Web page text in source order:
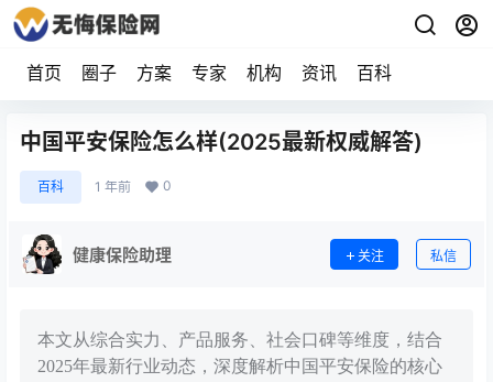
首页 圈子 方案 专家 机构 资讯 百科
中国平安保险怎么样(2025最新权威解答)
百科 1 年前 0
健康保险助理 关注 私信
本文从综合实力、产品服务、社会口碑等维度，结合
2025年最新行业动态，深度解析中国平安保险的核心